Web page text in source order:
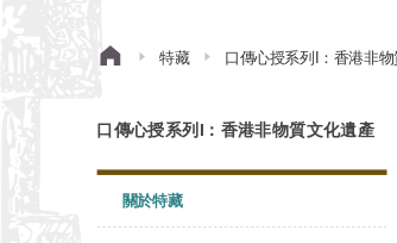
特藏 口傳心授系列I：香港非
口傳心授系列I：香港非物質文化遺產
關於特藏